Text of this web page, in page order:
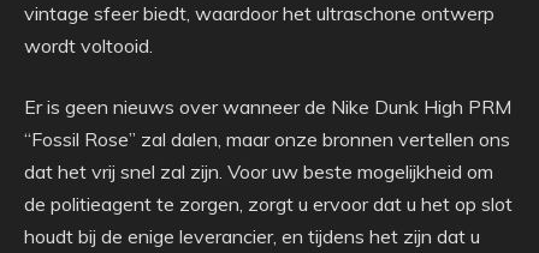
vintage sfeer biedt, waardoor het ultraschone ontwerp
wordt voltooid.
Er is geen nieuws over wanneer de Nike Dunk High PRM
“Fossil Rose” zal dalen, maar onze bronnen vertellen ons
dat het vrij snel zal zijn. Voor uw beste mogelijkheid om
de politieagent te zorgen, zorgt u ervoor dat u het op slot
houdt bij de enige leverancier, en tijdens het zijn dat u